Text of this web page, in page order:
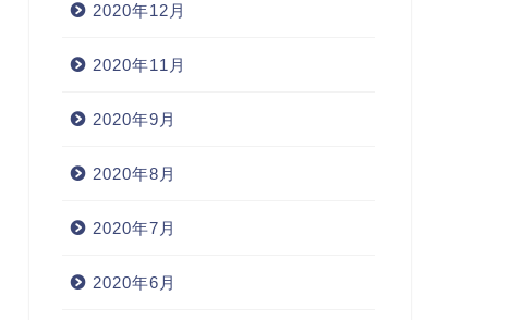
2020年12月
2020年11月
2020年9月
2020年8月
2020年7月
2020年6月